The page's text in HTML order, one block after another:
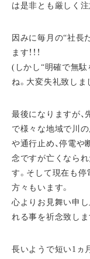
は是非とも厳しく注
因みに毎月の“社長
ます！！！
(しかし“明確で無
ね。大変失礼致しま
最後になりますが、
で様々な地域で川
や通行止め、停電や
念ですが亡くなられ
す。そして現在も停
方々もいます。
心よりお見舞い申
れる事を祈念致しま
長いようで短い1ヵ